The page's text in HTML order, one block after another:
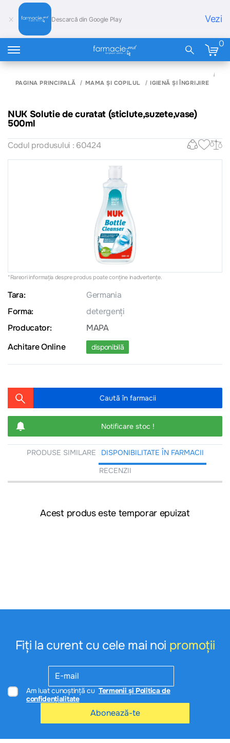
Descarcă din Google Play Vezi
0
PAGINA PRINCIPALĂ MAMA ȘI COPILUL IGIENĂ ȘI ÎNGRIJIRE
NUK Solutie de curatat (sticlute,suzete,vase)
500ml
Codul produsului : 60424
*Rareori informația despre produs poate conţine inadvertenţe.
Tara:
Germania
Forma:
detergenți
Producator:
MAPA
Achitare Online
disponibilă
Caută în farmacii
Notificare stoc !
PRODUSE SIMILARE
DISPONIBILITATE ÎN FARMACII
RECENZII
Acest produs este temporar epuizat
Fiți la curent cu cele mai noi promoții
Am luat cunoștință cu Termenii și Politica de
confidențialitate
Abonează-te